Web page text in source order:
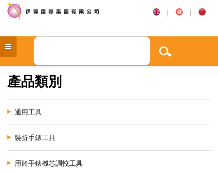
| |
產品類別
通用工具
裝折手錶工具
用於手錶機芯調較工具